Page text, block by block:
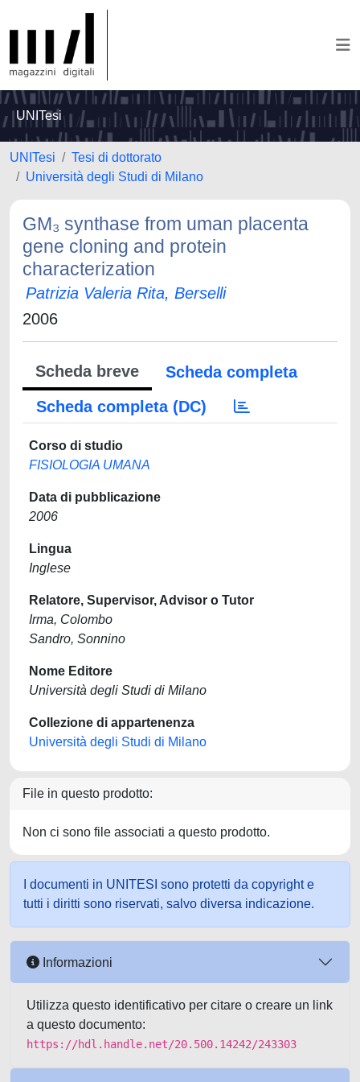
UNITesi
UNITesi
Tesi di dottorato
Università degli Studi di Milano
GM₃ synthase from uman placenta
gene cloning and protein
characterization
Patrizia Valeria Rita, Berselli
2006
Scheda breve
Scheda completa
Scheda completa (DC)
Corso di studio
FISIOLOGIA UMANA
Data di pubblicazione
2006
Lingua
Inglese
Relatore, Supervisor, Advisor o Tutor
Irma, Colombo
Sandro, Sonnino
Nome Editore
Università degli Studi di Milano
Collezione di appartenenza
Università degli Studi di Milano
File in questo prodotto:
Non ci sono file associati a questo prodotto.
I documenti in UNITESI sono protetti da copyright e
tutti i diritti sono riservati, salvo diversa indicazione.
Informazioni
Utilizza questo identificativo per citare o creare un link
a questo documento:
https://hdl.handle.net/20.500.14242/243303